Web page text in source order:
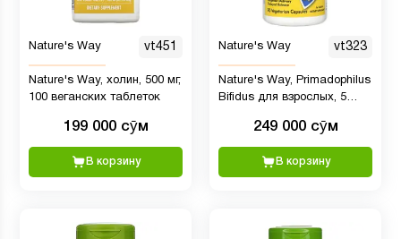
Nature's Way vt451
Nature's Way, холин, 500 мг,
100 веганских таблеток
199 000 сӯм
В корзину
Nature's Way vt323
Nature's Way, Primadophilus
Bifidus для взрослых, 5
вегетарианских капсул
249 000 сӯм
В корзину